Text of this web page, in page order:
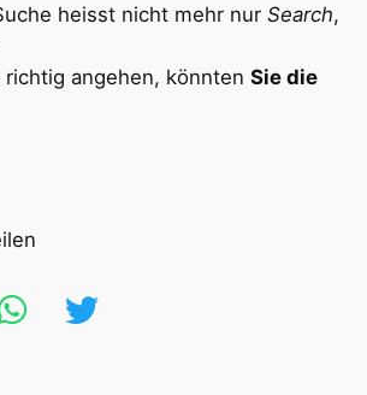
heisst nicht mehr nur Search,
angehen, könnten Sie die